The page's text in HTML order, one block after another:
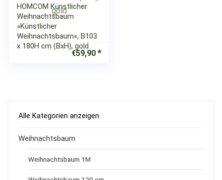
HOMCOM Künstlicher
Weihnachtsbaum
»Künstlicher
Weihnachtsbaum«, B103
x 180H cm (BxH), gold
€59,90
Alle Kategorien anzeigen
Weihnachtsbaum
Weihnachtsbaum 1M